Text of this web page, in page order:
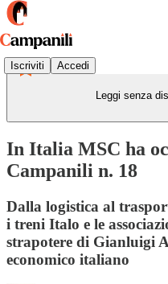
Iscriviti Accedi
Leggi senza
In Italia MSC ha
Campanili n. 18
Dalla logistica al
i treni Italo e le
strapotere di Gianluigi
economico italiano